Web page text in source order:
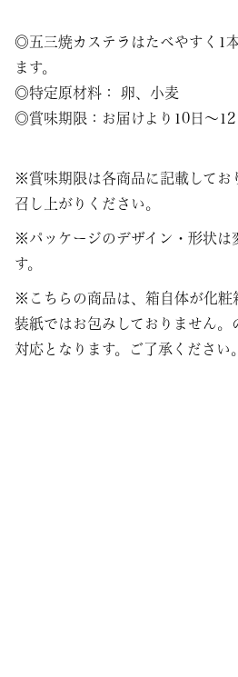
◎五三焼カステラはたべやすく1
ます。
◎特定原材料： 卵、小麦
◎賞味期限：お届けより10日～12
※賞味期限は各商品に記載してお
召し上がりください。
※パッケージのデザイン・形状は
す。
※こちらの商品は、箱自体が化粧
装紙ではお包みしておりません
対応となります。ご了承ください。